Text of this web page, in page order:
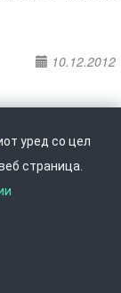
10.12.2012
не на
1000 Скопје,
уред со цел
страница.